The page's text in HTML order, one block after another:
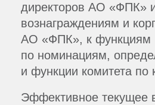
директоров АО «ФПК»
вознаграждениям и
АО «ФПК», к функциям
по номинациям,
и функции комитета
Эффективное текущее